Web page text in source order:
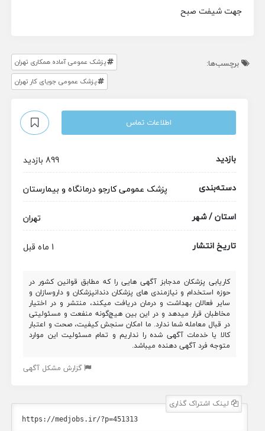
جهت شیفت صبح
برچسب‌ها:
پزشک عمومی آماده همکاری تهران
پزشک عمومی جویای کار تهران
اطلاعات تماس
بازدید
899 بازدید
دسته‌بندی
پزشک عمومیکارجودرمانگاه و بیمارستان
استان / شهر
تهران
تاریخ انتشار
1 ماه قبل
کاریابی پزشکان مدجابز آگهی هایی را که مطابق قوانین کشور در
حوزه استخدام و نیازمندی های پزشکان دندانپزشکان و داروسازان و
سایر فعالان بهداشت و درمان دریافت میکند، منتشر و در اختیار
مخاطبان قرار میدهد و در این بین هیچ‌گونه منفعت و مسئولیتی
در قبال معامله شما ندارد. ما امکان سنجش کیفیت، صحت و اعتبار
کالا یا خدمات آگهی شده را نداریم و تمام مسئولیت این موارد
متوجه فرد آگهی دهنده میباشد.
گزارش مشکل آگهی
لینک اشتراک گذاری